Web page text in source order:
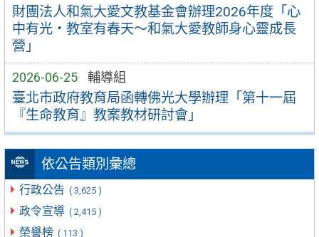
財團法人和氣大愛文教基金會辦理2026年度「心
中有光・教室有春天～和氣大愛教師身心靈成長
營」
2026-06-25 輔導組
臺北市政府教育局函轉佛光大學辦理「第十一屆
『生命教育』教案教材研討會」
依公告類別彙總
行政公告 ( 3,625 )
政令宣導 ( 2,415 )
榮譽榜 ( 113 )